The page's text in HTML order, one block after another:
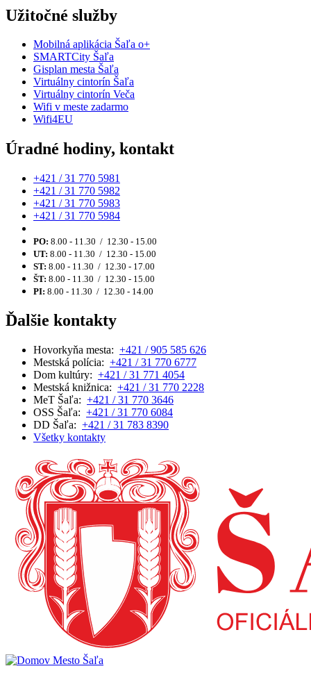
Užitočné služby
Mobilná aplikácia Šaľa o+
SMARTCity Šaľa
Gisplan mesta Šaľa
Virtuálny cintorín Šaľa
Virtuálny cintorín Veča
Wifi v meste zadarmo
Wifi4EU
Úradné hodiny, kontakt
+421 / 31 770 5981
+421 / 31 770 5982
+421 / 31 770 5983
+421 / 31 770 5984
PO: 8.00 - 11.30 / 12.30 - 15.00
UT: 8.00 - 11.30 / 12.30 - 15.00
ST: 8.00 - 11.30 / 12.30 - 17.00
ŠT: 8.00 - 11.30 / 12.30 - 15.00
PI: 8.00 - 11.30 / 12.30 - 14.00
Ďalšie kontakty
Hovorkyňa mesta: +421 / 905 585 626
Mestská polícia: +421 / 31 770 6777
Dom kultúry: +421 / 31 771 4054
Mestská knižnica: +421 / 31 770 2228
MeT Šaľa: +421 / 31 770 3646
OSS Šaľa: +421 / 31 770 6084
DD Šaľa: +421 / 31 783 8390
Všetky kontakty